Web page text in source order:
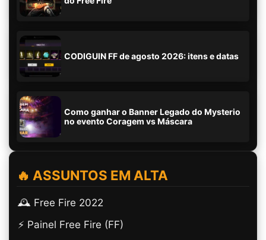
CODIGUIN FF de agosto 2026: itens e datas
Como ganhar o Banner Legado do Mysterio
no evento Coragem vs Máscara
🔥 ASSUNTOS EM ALTA
🕰️ Free Fire 2022
⚡ Painel Free Fire (FF)